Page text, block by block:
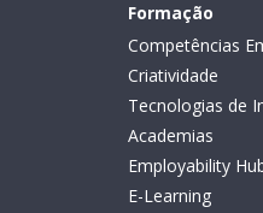
Formação
Competências
Criatividade
Tecnologias de
Academias
Employability
E-Learning